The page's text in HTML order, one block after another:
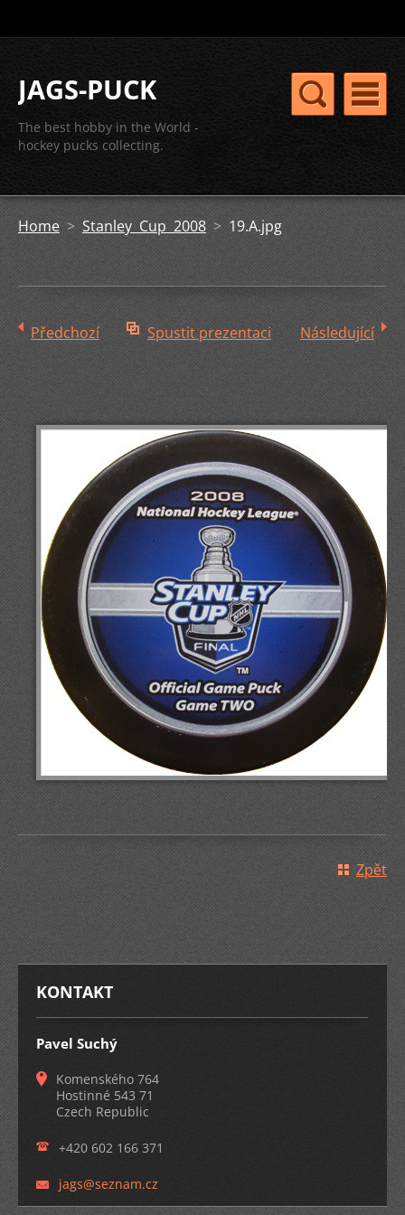
JAGS-PUCK
The best hobby in the World -
hockey pucks collecting.
Home > Stanley Cup 2008 >19.A.jpg
Předchozí Spustit prezentaci Následující
Zpět
KONTAKT
Pavel Suchý
Komenského 764
Hostinné 543 71
Czech Republic
+420 602 166 371
jags@seznam.cz